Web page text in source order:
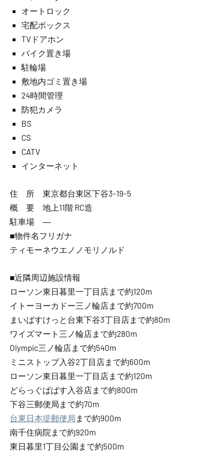
オートロック
宅配ボックス
TVドアホン
バイク置き場
駐輪場
敷地内ゴミ置き場
24時間管理
防犯カメラ
BS
CS
CATV
インターネット
住 所 東京都台東区下谷3-19-5
概 要 地上11階 RC造
駐車場 ―
■物件名フリガナ
ティモーネウエノノモリノルド
■近隣周辺施設情報
ローソン東日暮里一丁目店まで約120m
イトーヨーカドー三ノ輪店まで約700m
まいばすけっと台東下谷3丁目店まで約80m
ワイズマート三ノ輪店まで約280m
Olympic三ノ輪店まで約540m
ミニストップ入谷2丁目店まで約600m
ローソン東日暮里一丁目店まで約120m
どらっぐぱぱす入谷店まで約800m
下谷三郵便局まで約70m
台東日本堤郵便局 まで約900m
南千住病院まで約920m
東日暮里1丁目公園まで約500m